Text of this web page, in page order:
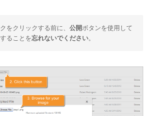
をクリックする前に、 公開ボタンを使用して
ることを忘れないでください。